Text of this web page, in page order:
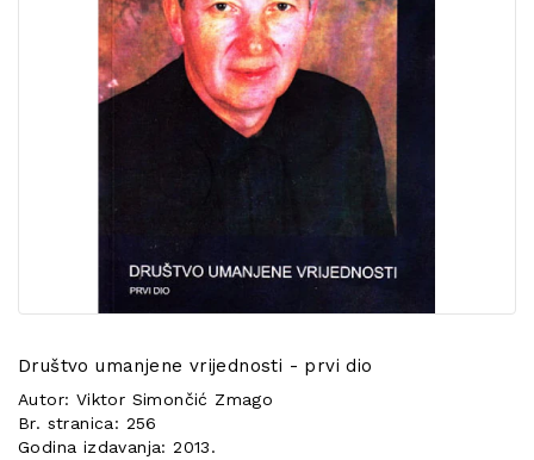
KONTAKT
Društvo umanjene vrijednosti - prvi dio
Autor: Viktor Simončić Zmago
Br. stranica: 256
Godina izdavanja: 2013.